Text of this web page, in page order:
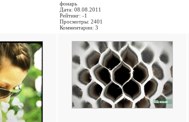
фонарь
Дата: 08.08.2011
Рейтинг: -1
Просмотры: 2401
Комментарии: 3